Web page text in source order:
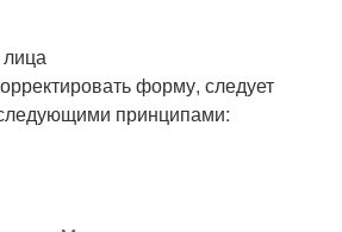
форму, следует
принципами: